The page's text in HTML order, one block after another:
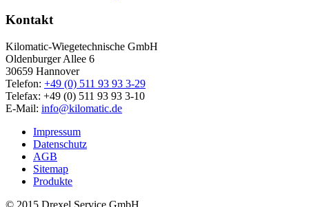
Kontakt
Kilomatic-Wiegetechnische GmbH
Oldenburger Allee 6
30659 Hannover
Telefon: +49 (0) 511 93 93 3-29
Telefax: +49 (0) 511 93 93 3-10
E-Mail: info@kilomatic.de
Impressum
Datenschutz
AGB
Sitemap
Produkte
© 2015 Drexel Service GmbH